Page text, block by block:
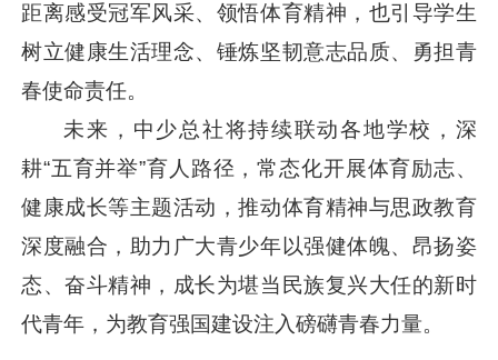
距离感受冠军风采、领悟体育精神，也引导学生
树立健康生活理念、锤炼坚韧意志品质、勇担青
春使命责任。
未来，中少总社将持续联动各地学校，深
耕“五育并举”育人路径，常态化开展体育励志、
健康成长等主题活动，推动体育精神与思政教育
深度融合，助力广大青少年以强健体魄、昂扬姿
态、奋斗精神，成长为堪当民族复兴大任的新时
代青年，为教育强国建设注入磅礴青春力量。